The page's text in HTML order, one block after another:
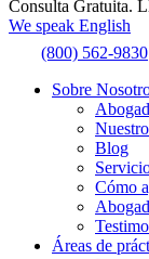
Consulta Gratuita.
We speak English
(800) 562-9830
Sobre
Blog
Cómo
Áreas de